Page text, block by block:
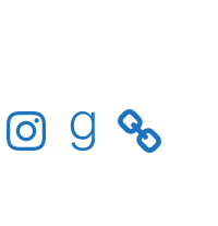
InstagramGoodreads